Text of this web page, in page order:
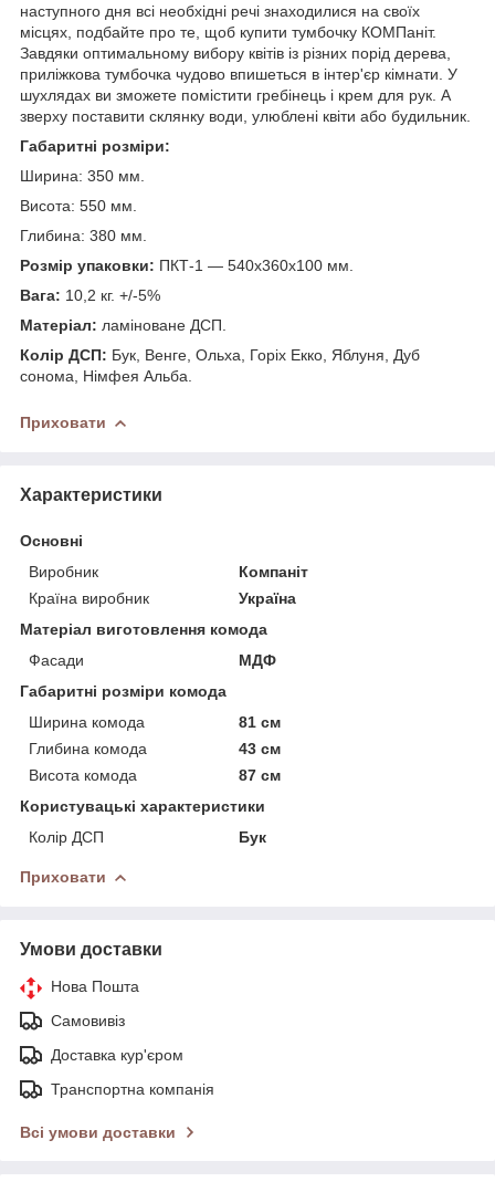
наступного дня всі необхідні речі знаходилися на своїх
місцях, подбайте про те, щоб купити тумбочку КОМПаніт.
Завдяки оптимальному вибору квітів із різних порід дерева,
приліжкова тумбочка чудово впишеться в інтер'єр кімнати. У
шухлядах ви зможете помістити гребінець і крем для рук. А
зверху поставити склянку води, улюблені квіти або будильник.
Габаритні розміри:
Ширина: 350 мм.
Висота: 550 мм.
Глибина: 380 мм.
Розмір упаковки: ПКТ-1 — 540х360х100 мм.
Вага: 10,2 кг. +/-5%
Матеріал: ламіноване ДСП.
Колір ДСП: Бук, Венге, Ольха, Горіх Екко, Яблуня, Дуб
сонома, Німфея Альба.
Приховати
Характеристики
Основні
Виробник
Компаніт
Країна виробник
Україна
Матеріал виготовлення комода
Фасади
МДФ
Габаритні розміри комода
Ширина комода
81 см
Глибина комода
43 см
Висота комода
87 см
Користувацькі характеристики
Колір ДСП
Бук
Приховати
Умови доставки
Нова Пошта
Самовивіз
Доставка кур'єром
Транспортна компанія
Всі умови доставки